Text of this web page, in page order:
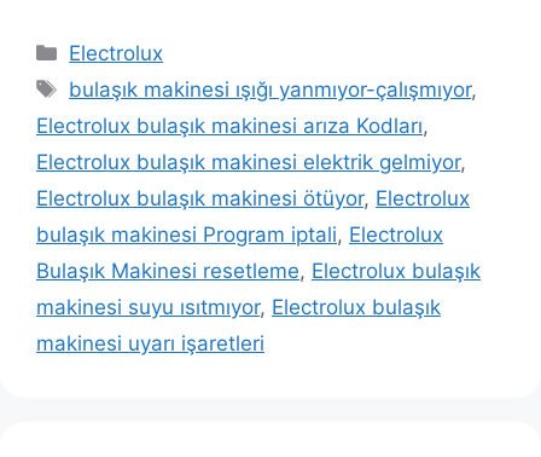
Kategoriler
Electrolux
Etiketler
bulaşık makinesi ışığı yanmıyor-çalışmıyor,
Electrolux bulaşık makinesi arıza Kodları,
Electrolux bulaşık makinesi elektrik gelmiyor,
Electrolux bulaşık makinesi ötüyor, Electrolux
bulaşık makinesi Program iptali, Electrolux
Bulaşık Makinesi resetleme, Electrolux bulaşık
makinesi suyu ısıtmıyor, Electrolux bulaşık
makinesi uyarı işaretleri